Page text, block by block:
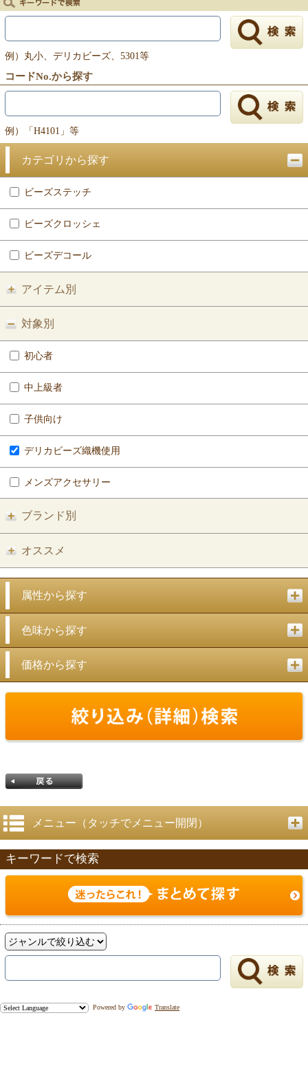
戻る
例）丸小、デリカビーズ、5301等
コードNo.から探す
例）「H4101」等
カテゴリから探す
ビーズステッチ
ビーズクロッシェ
ビーズデコール
アイテム別
対象別
初心者
中上級者
子供向け
デリカビーズ織機使用
メンズアクセサリー
ブランド別
オススメ
属性から探す
色味から探す
価格から探す
戻る
メニュー（タッチでメニュー開閉）
キーワードで検索
Powered by Translate